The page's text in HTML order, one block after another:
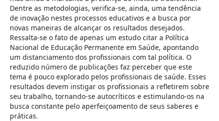
Dentre as metodologias, verifica-se, ainda, uma tendência
de inovação nestes processos educativos e a busca por
novas maneiras de alcançar os resultados desejados.
Ressalta-se o fato de apenas um estudo citar a Política
Nacional de Educação Permanente em Saúde, apontando
um distanciamento dos profissionais com tal política. O
reduzido número de publicações faz perceber que este
tema é pouco explorado pelos profissionais de saúde. Esses
resultados devem instigar os profissionais a refletirem sobre
seu trabalho, tornando-se autocríticos e estimulando-os na
busca constante pelo aperfeiçoamento de seus saberes e
práticas.